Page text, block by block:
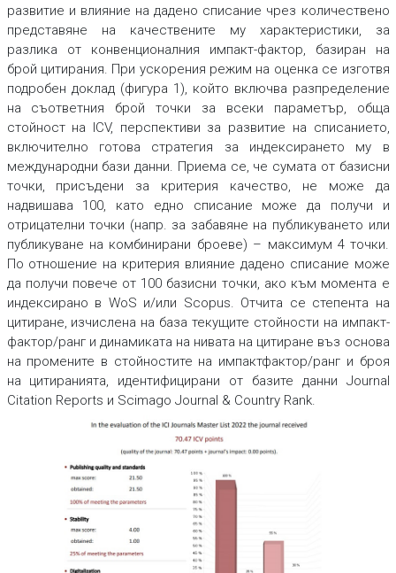
развитие и влияние на дадено списание чрез количествено
представяне на качествените му характеристики, за
разлика от конвенционалния импакт-фактор, базиран на
брой цитирания. При ускорения режим на оценка се изготвя
подробен доклад (фигура 1), който включва разпределение
на съответния брой точки за всеки параметър, обща
стойност на ICV, перспективи за развитие на списанието,
включително готова стратегия за индексирането му в
международни бази данни. Приема се, че сумата от базисни
точки, присъдени за критерия качество, не може да
надвишава 100, като едно списание може да получи и
отрицателни точки (напр. за забавяне на публикуването или
публикуване на комбинирани броеве) – максимум 4 точки.
По отношение на критерия влияние дадено списание може
да получи повече от 100 базисни точки, ако към момента е
индексирано в WoS и/или Scopus. Отчита се степента на
цитиране, изчислена на база текущите стойности на импакт-
фактор/ранг и динамиката на нивата на цитиране въз основа
на промените в стойностите на импактфактор/ранг и броя
на цитиранията, идентифицирани от базите данни Journal
Citation Reports и Scimago Journal & Country Rank.